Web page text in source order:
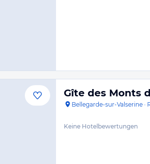
Gîte des Monts
Bellegarde-sur-Valserine ·
Keine Hotelbewertungen